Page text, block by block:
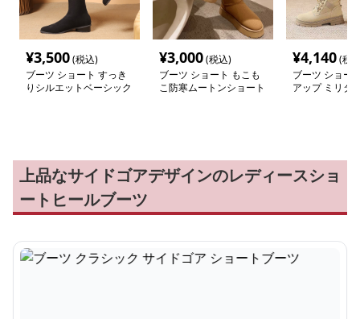
¥3,500(税込)
ブーツ ショート すっき
りシルエットベーシック
¥3,000(税込)
ブーツ ショート もこも
こ防寒ムートンショート
¥4,140(税
ブーツ ショー
アップ ミリタ
上品なサイドゴアデザインのレディースショ
ートヒールブーツ